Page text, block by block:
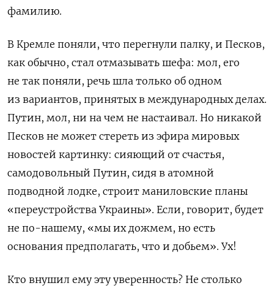
фамилию.
В Кремле поняли, что перегнули палку, и Песков,
как обычно, стал отмазывать шефа: мол, его
не так поняли, речь шла только об одном
из вариантов, принятых в международных делах.
Путин, мол, ни на чем не настаивал. Но никакой
Песков не может стереть из эфира мировых
новостей картинку: сияющий от счастья,
самодовольный Путин, сидя в атомной
подводной лодке, строит маниловские планы
«переустройства Украины». Если, говорит, будет
не по-нашему, «мы их дожмем, но есть
основания предполагать, что и добьем». Ух!
Кто внушил ему эту уверенность? Не столько